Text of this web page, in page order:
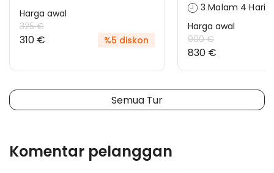
Harga awal
325 €
310 € %5 diskon
3 Malam 4 Hari
Harga awal
900 €
830 €
Semua Tur
Komentar pelanggan